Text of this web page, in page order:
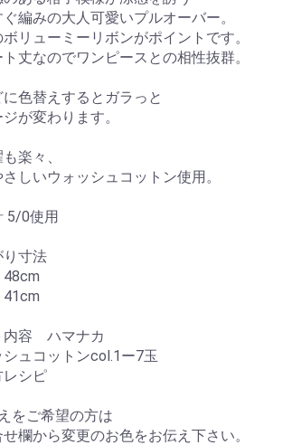
ぐ編みの大人可愛いプルオーバー。
リューミーリボンがポイントです。
ト丈なのでワンピースとの相性抜群。
色替えするとガラっと
が変わります。
楽々、
さしいウォッシュコットン使用。
5/0使用
り寸法
内容 ハマナカ
シュコットンcol.1ー7玉
レシピ
をご希望の方は
欄から変更のお色をお伝え下さい。